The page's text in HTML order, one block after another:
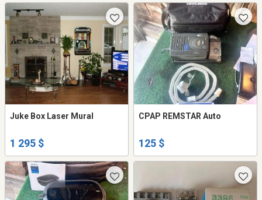
Juke Box Laser Mural
1 295 $
CPAP REMSTAR Auto
125 $